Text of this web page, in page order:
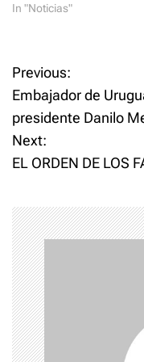
la insulina, la diabetes era
azúcar empeoró la
de los…
In "Noticias"
P
o
s
n
a
v
i
g
Previous:
Embajador de
presidente Danilo
Next:
EL ORDEN DE LOS